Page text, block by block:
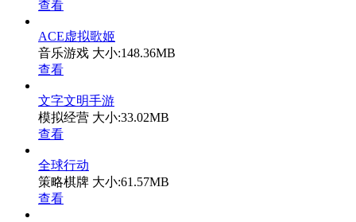
查看
ACE虚拟歌姬
音乐游戏 大小:148.36MB
查看
文字文明手游
模拟经营 大小:33.02MB
查看
全球行动
策略棋牌 大小:61.57MB
查看